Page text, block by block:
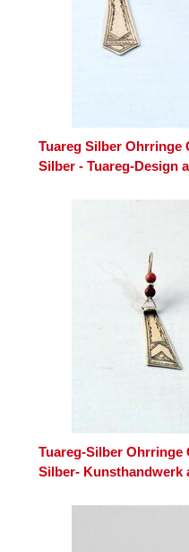
Tuareg Silber Ohrringe
Silber - Tuareg-Design
Tuareg-Silber Ohrringe
Silber- Kunsthandwerk